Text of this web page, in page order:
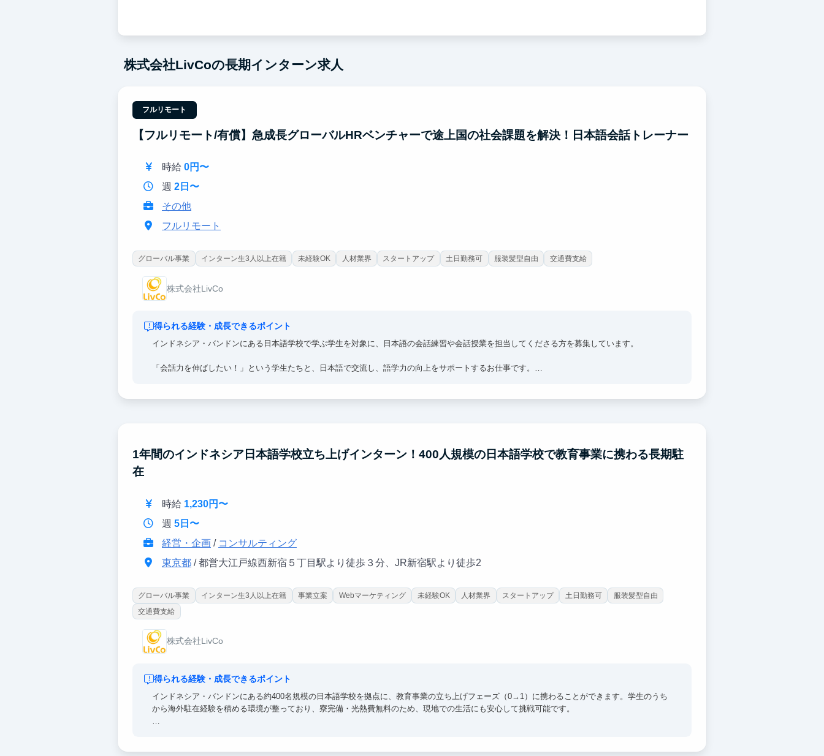
株式会社LivCoの長期インターン求人
フルリモート
【フルリモート/有償】急成長グローバルHRベンチャーで途上国の社会課題を解決！日本語会話トレーナー
時給 0円〜
週 2日〜
その他
フルリモート
グローバル事業 インターン生3人以上在籍 未経験OK 人材業界 スタートアップ 土日勤務可 服装髪型自由 交通費支給
株式会社LivCo
得られる経験・成長できるポイント
インドネシア・バンドンにある日本語学校で学ぶ学生を対象に、日本語の会話練習や会話授業を担当してくださる方を募集しています。
「会話力を伸ばしたい！」という学生たちと、日本語で交流し、語学力の向上をサポートするお仕事です。
1年間のインドネシア日本語学校立ち上げインターン！400人規模の日本語学校で教育事業に携わる長期駐
在
時給 1,230円〜
週 5日〜
経営・企画/ コンサルティング
東京都/ 都営大江戸線西新宿５丁目駅より徒歩３分、JR新宿駅より徒歩2
グローバル事業 インターン生3人以上在籍 事業立案 Webマーケティング 未経験OK 人材業界 スタートアップ 土日勤務可
服装髪型自由
交通費支給
株式会社LivCo
得られる経験・成長できるポイント
インドネシア・バンドンにある約400名規模の日本語学校を拠点に、教育事業の立ち上げフェーズ（0→1）に携わることができます。学生のうち
から海外駐在経験を積める環境が整っており、寮完備・光熱費無料のため、現地での生活にも安心して挑戦可能です。